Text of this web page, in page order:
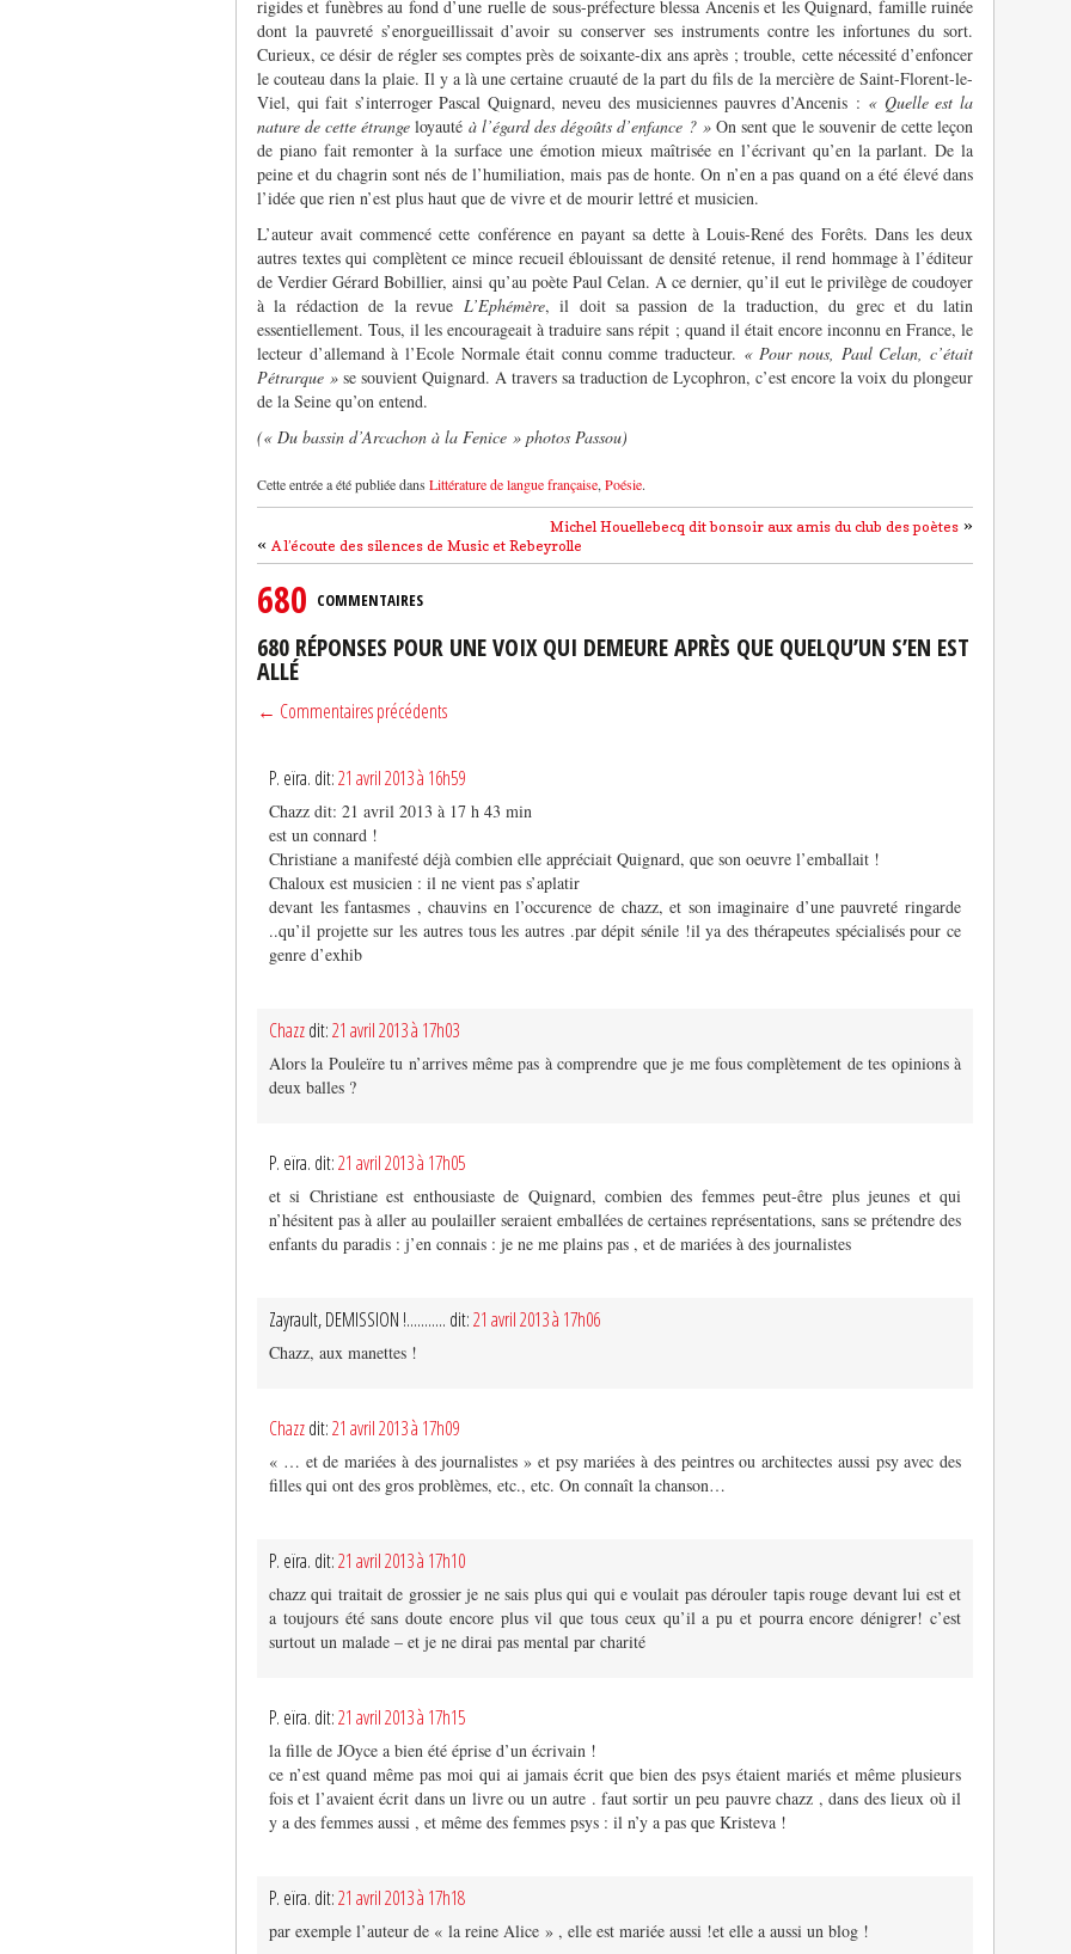
rigides et funèbres au fond d’une ruelle de sous-préfecture blessa Ancenis et les Quignard, famille ruinée
dont la pauvreté s’enorgueillissait d’avoir su conserver ses instruments contre les infortunes du sort.
Curieux, ce désir de régler ses comptes près de soixante-dix ans après ; trouble, cette nécessité d’enfoncer
le couteau dans la plaie. Il y a là une certaine cruauté de la part du fils de la mercière de Saint-Florent-le-
Viel, qui fait s’interroger Pascal Quignard, neveu des musiciennes pauvres d’Ancenis : « Quelle est la
nature de cette étrangeloyauté à l’égard des dégoûts d’enfance ? »On sent que le souvenir de cette leçon
de piano fait remonter à la surface une émotion mieux maîtrisée en l’écrivant qu’en la parlant. De la
peine et du chagrin sont nés de l’humiliation, mais pas de honte. On n’en a pas quand on a été élevé dans
l’idée que rien n’est plus haut que de vivre et de mourir lettré et musicien.
L’auteur avait commencé cette conférence en payant sa dette à Louis-René des Forêts. Dans les deux
autres textes qui complètent ce mince recueil éblouissant de densité retenue, il rend hommage à l’éditeur
de Verdier Gérard Bobillier, ainsi qu’au poète Paul Celan. A ce dernier, qu’il eut le privilège de coudoyer
à la rédaction de la revue L’Ephémère, il doit sa passion de la traduction, du grec et du latin
essentiellement. Tous, il les encourageait à traduire sans répit ; quand il était encore inconnu en France, le
lecteur d’allemand à l’Ecole Normale était connu comme traducteur. « Pour nous, Paul Celan, c’était
Pétrarque » se souvient Quignard. A travers sa traduction de Lycophron, c’est encore la voix du plongeur
de la Seine qu’on entend.
(« Du bassin d’Arcachon à la Fenice » photos Passou)
Cette entrée a été publiée dans Littérature de langue française,Poésie.
Michel Houellebecq dit bonsoir aux amis du club des poètes »
« A l’écoute des silences de Music et Rebeyrolle
680 COMMENTAIRES
680 RÉPONSES POUR UNE VOIX QUI DEMEURE APRÈS QUE QUELQU’UN S’EN EST
ALLÉ
← Commentaires précédents
P. eïra. dit:21 avril 2013 à 16h59
Chazz dit: 21 avril 2013 à 17 h 43 min
est un connard !
Christiane a manifesté déjà combien elle appréciait Quignard, que son oeuvre l’emballait !
Chaloux est musicien : il ne vient pas s’aplatir
devant les fantasmes , chauvins en l’occurence de chazz, et son imaginaire d’une pauvreté ringarde
..qu’il projette sur les autres tous les autres .par dépit sénile !il ya des thérapeutes spécialisés pour ce
genre d’exhib
Chazzdit:21 avril 2013 à 17h03
Alors la Pouleïre tu n’arrives même pas à comprendre que je me fous complètement de tes opinions à
deux balles ?
P. eïra. dit:21 avril 2013 à 17h05
et si Christiane est enthousiaste de Quignard, combien des femmes peut-être plus jeunes et qui
n’hésitent pas à aller au poulailler seraient emballées de certaines représentations, sans se prétendre des
enfants du paradis : j’en connais : je ne me plains pas , et de mariées à des journalistes
Zayrault, DEMISSION !........... dit:21 avril 2013 à 17h06
Chazz, aux manettes !
Chazzdit:21 avril 2013 à 17h09
« … et de mariées à des journalistes » et psy mariées à des peintres ou architectes aussi psy avec des
filles qui ont des gros problèmes, etc., etc. On connaît la chanson…
P. eïra. dit:21 avril 2013 à 17h10
chazz qui traitait de grossier je ne sais plus qui qui e voulait pas dérouler tapis rouge devant lui est et
a toujours été sans doute encore plus vil que tous ceux qu’il a pu et pourra encore dénigrer! c’est
surtout un malade – et je ne dirai pas mental par charité
P. eïra. dit:21 avril 2013 à 17h15
la fille de JOyce a bien été éprise d’un écrivain !
ce n’est quand même pas moi qui ai jamais écrit que bien des psys étaient mariés et même plusieurs
fois et l’avaient écrit dans un livre ou un autre . faut sortir un peu pauvre chazz , dans des lieux où il
y a des femmes aussi , et même des femmes psys : il n’y a pas que Kristeva !
P. eïra. dit:21 avril 2013 à 17h18
par exemple l’auteur de « la reine Alice » , elle est mariée aussi !et elle a aussi un blog !